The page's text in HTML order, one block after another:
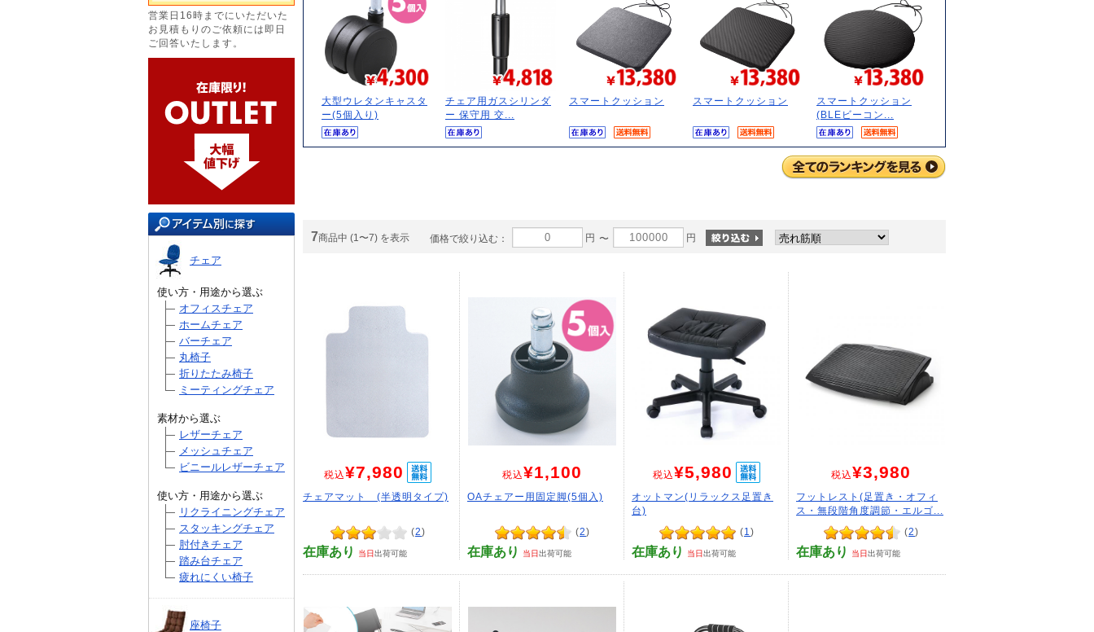
営業日16時までにいただいた
お見積もりのご依頼には即日
ご回答いたします。
チェア
使い方・用途から選ぶ
オフィスチェア
ホームチェア
バーチェア
丸椅子
折りたたみ椅子
ミーティングチェア
素材から選ぶ
レザーチェア
メッシュチェア
ビニールレザーチェア
使い方・用途から選ぶ
リクライニングチェア
スタッキングチェア
肘付きチェア
踏み台チェア
疲れにくい椅子
座椅子
大型ウレタンキャスタ
ー(5個入り)
チェア用ガスシリンダ
ー 保守用 交...
スマートクッション スマートクッション
スマートクッション
(BLEビーコン...
7商品中 (1〜7) を表示 価格で絞り込む： 円 〜 円
税込¥7,980
チェアマット (半透明タイプ)
(2)
在庫あり 当日出荷可能
税込¥1,100
OAチェアー用固定脚(5個入)
(2)
在庫あり 当日出荷可能
税込¥5,980
オットマン(リラックス足置き
台)
(1 )
在庫あり 当日出荷可能
税込¥3,980
フットレスト(足置き・オフィ
ス・無段階角度調節・エルゴ...
(2)
在庫あり 当日出荷可能